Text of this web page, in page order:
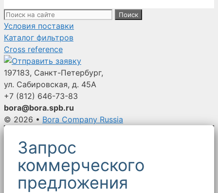
Поиск:
Условия поставки
Каталог фильтров
Cross reference
197183, Санкт-Петербург,
ул. Сабировская, д. 45А
+7 (812) 646-73-83
bora@bora.spb.ru
© 2026 • Bora Company Russia
Запрос
коммерческого
предложения